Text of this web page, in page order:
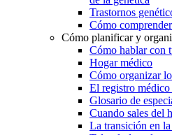
Trastornos
Cómo
Cómo planificar y
Cómo hablar con
Hogar médico
Cómo organizar
El registro
Glosario de
Cuando sales del
La transición en